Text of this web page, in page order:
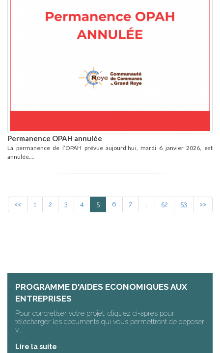
Permanence OPAH annulée
La permanence de l’OPAH prévue aujourd’hui, mardi 6 janvier 2026, est
annulée....
<< 1 2 3 4 5 6 7 ... 52 53 >>
PROGRAMME D'AIDES ECONOMIQUES AUX
ENTREPRISES
Pour concretiser votre projet, cliquez ci-après pour
télécharger les documents qui vous permettront de déposer
v...
Lire la suite